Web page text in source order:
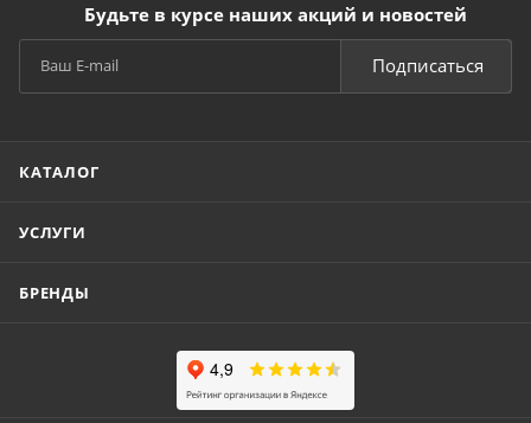
Будьте в курсе наших акций и новостей
Подписаться
КАТАЛОГ
УСЛУГИ
БРЕНДЫ